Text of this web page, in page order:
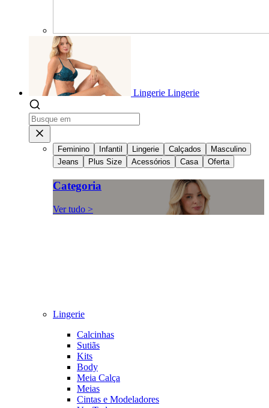
Lingerie Lingerie
Feminino Infantil Lingerie Calçados
Masculino
Jeans
Plus Size Acessórios Casa Oferta
Categoria
Ver tudo >
Lingerie
Calcinhas
Sutiãs
Kits
Body
Meia Calça
Meias
Cintas e Modeladores